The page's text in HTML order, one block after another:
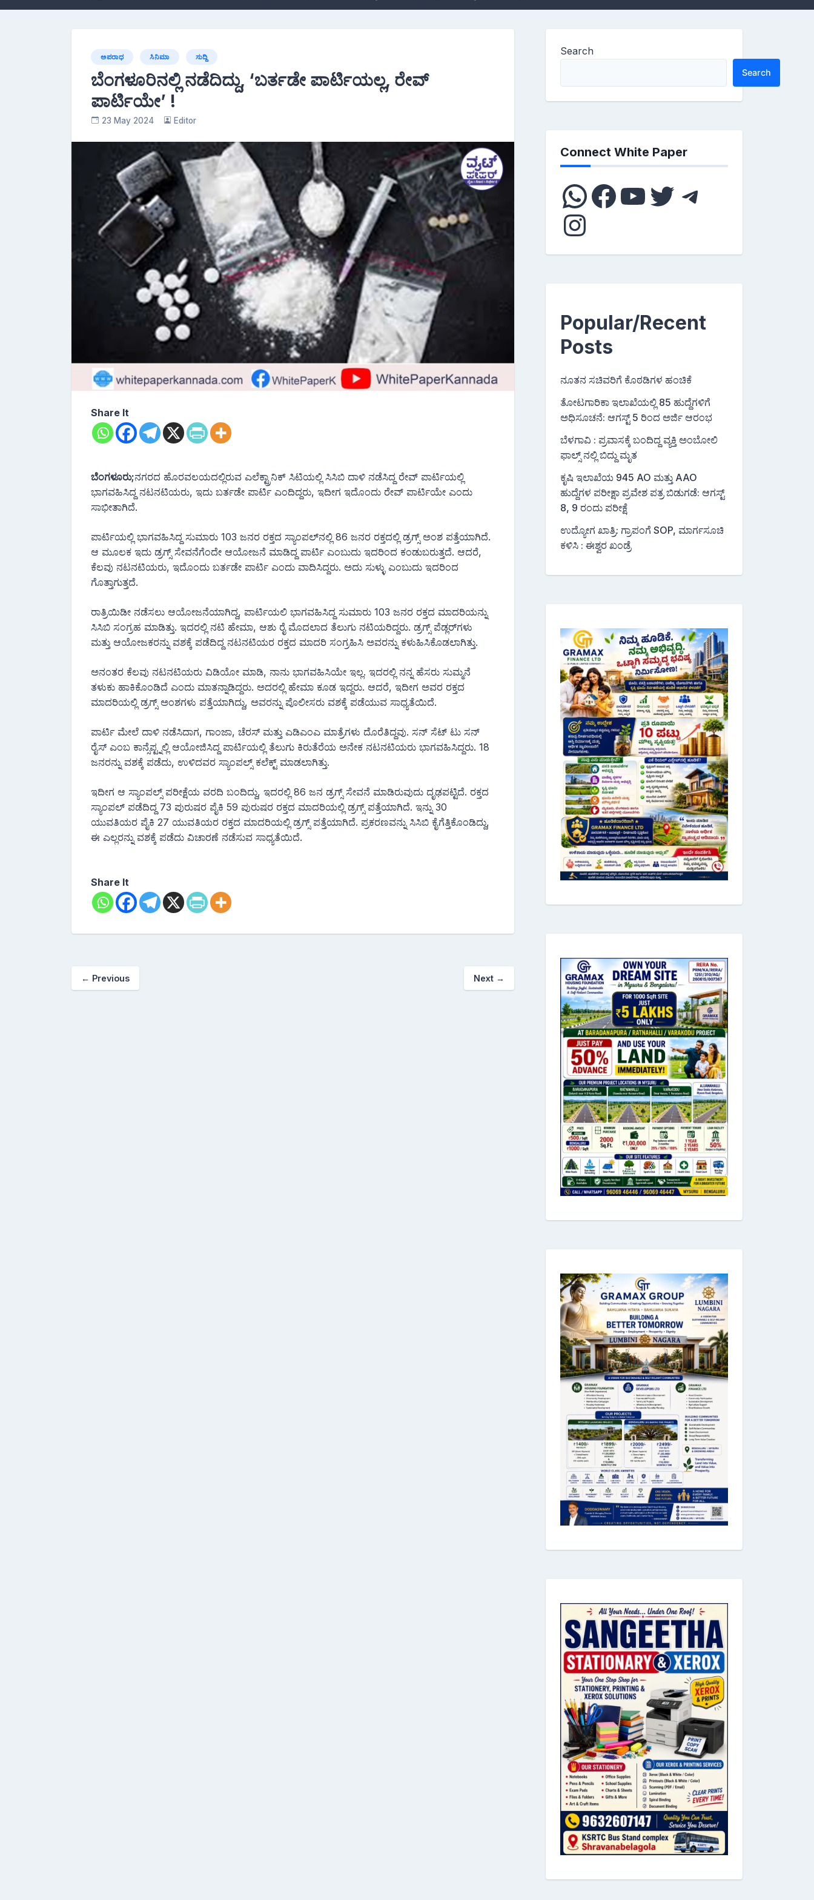
ಅಪರಾಧ ಸಿನಿಮಾ ಸುದ್ದಿ
ಬೆಂಗಳೂರಿನಲ್ಲಿ ನಡೆದಿದ್ದು, ‘ಬರ್ತಡೇ ಪಾರ್ಟಿಯಲ್ಲ, ರೇವ್
ಪಾರ್ಟಿಯೇ’ !
23 May 2024 Editor
Share It
ಬೆಂಗಳೂರು;ನಗರದ ಹೊರವಲಯದಲ್ಲಿರುವ ಎಲೆಕ್ಟ್ರಾನಿಕ್ ಸಿಟಿಯಲ್ಲಿ ಸಿಸಿಬಿ ದಾಳಿ ನಡೆಸಿದ್ದ ರೇವ್ ಪಾರ್ಟಿಯಲ್ಲಿ
ಭಾಗವಹಿಸಿದ್ದ ನಟನಟಿಯರು, ಇದು ಬರ್ತಡೇ ಪಾರ್ಟಿ ಎಂದಿದ್ದರು, ಇದೀಗ ಇದೊಂದು ರೇವ್ ಪಾರ್ಟಿಯೇ ಎಂದು
ಸಾಭೀತಾಗಿದೆ.
ಪಾರ್ಟಿಯಲ್ಲಿ ಭಾಗವಹಿಸಿದ್ದ ಸುಮಾರು 103 ಜನರ ರಕ್ತದ ಸ್ಯಾಂಪಲ್‌ನಲ್ಲಿ 86 ಜನರ ರಕ್ತದಲ್ಲಿ ಡ್ರಗ್ಸ್ ಅಂಶ ಪತ್ತೆಯಾಗಿದೆ.
ಆ ಮೂಲಕ ಇದು ಡ್ರಗ್ಸ್ ಸೇವನೆಗೆಂದೇ ಆಯೋಜನೆ ಮಾಡಿದ್ದ ಪಾರ್ಟಿ ಎಂಬುದು ಇದರಿಂದ ಕಂಡುಬರುತ್ತದೆ. ಆದರೆ,
ಕೆಲವು ನಟನಟಿಯರು, ಇದೊಂದು ಬರ್ತಡೇ ಪಾರ್ಟಿ ಎಂದು ವಾದಿಸಿದ್ದರು. ಅದು ಸುಳ್ಳು ಎಂಬುದು ಇದರಿಂದ
ಗೊತ್ತಾಗುತ್ತದೆ.
ರಾತ್ರಿಯಿಡೀ ನಡೆಸಲು ಆಯೋಜನೆಯಾಗಿದ್ದ, ಪಾರ್ಟಿಯಲಿ ಭಾಗವಹಿಸಿದ್ದ ಸುಮಾರು 103 ಜನರ ರಕ್ತದ ಮಾದರಿಯನ್ನು
ಸಿಸಿಬಿ ಸಂಗ್ರಹ ಮಾಡಿತ್ತು. ಇದರಲ್ಲಿ ನಟಿ ಹೇಮಾ, ಆಶು ರೈ ಮೊದಲಾದ ತೆಲುಗು ನಟಿಯರಿದ್ದರು. ಡ್ರಗ್ಸ್ ಪೆಡ್ಲರ್‌ಗಳು
ಮತ್ತು ಆಯೋಜಕರನ್ನು ವಶಕ್ಕೆ ಪಡೆದಿದ್ದ ನಟನಟಿಯರ ರಕ್ತದ ಮಾದರಿ ಸಂಗ್ರಹಿಸಿ ಅವರನ್ನು ಕಳುಹಿಸಿಕೊಡಲಾಗಿತ್ತು.
ಅನಂತರ ಕೆಲವು ನಟನಟಿಯರು ವಿಡಿಯೋ ಮಾಡಿ, ನಾನು ಭಾಗವಹಿಸಿಯೇ ಇಲ್ಲ. ಇದರಲ್ಲಿ ನನ್ನ ಹೆಸರು ಸುಮ್ಮನೆ
ತಳುಕು ಹಾಕಿಕೊಂಡಿದೆ ಎಂದು ಮಾತನ್ನಾಡಿದ್ದರು. ಅದರಲ್ಲಿ ಹೇಮಾ ಕೂಡ ಇದ್ದರು. ಆದರೆ, ಇದೀಗ ಅವರ ರಕ್ತದ
ಮಾದರಿಯಲ್ಲಿ ಡ್ರಗ್ಸ್ ಅಂಶಗಳು ಪತ್ತೆಯಾಗಿದ್ದು, ಅವರನ್ನು ಪೊಲೀಸರು ವಶಕ್ಕೆ ಪಡೆಯುವ ಸಾಧ್ಯತೆಯಿದೆ.
ಪಾರ್ಟಿ ಮೇಲೆ ದಾಳಿ ನಡೆಸಿದಾಗ, ಗಾಂಜಾ, ಚೆರಸ್ ಮತ್ತು ಎಡಿಎಂಎ ಮಾತ್ರೆಗಳು ದೊರೆತಿದ್ದವು. ಸನ್ ಸೆಟ್ ಟು ಸನ್
ರೈಸ್ ಎಂಬ ಕಾನ್ಸೆಪ್ಟ್ನಲ್ಲಿ ಆಯೋಜಿಸಿದ್ದ ಪಾರ್ಟಿಯಲ್ಲಿ ತೆಲುಗು ಕಿರುತೆರೆಯ ಅನೇಕ ನಟನಟಿಯರು ಭಾಗವಹಿಸಿದ್ದರು. 18
ಜನರನ್ನು ವಶಕ್ಕೆ ಪಡೆದು, ಉಳಿದವರ ಸ್ಯಾಂಪಲ್ಸ್ ಕಲೆಕ್ಟ್ ಮಾಡಲಾಗಿತ್ತು.
ಇದೀಗ ಆ ಸ್ಯಾಂಪಲ್ಸ್ ಪರೀಕ್ಷೆಯ ವರದಿ ಬಂದಿದ್ದು, ಇದರಲ್ಲಿ 86 ಜನ ಡ್ರಗ್ಸ್ ಸೇವನೆ ಮಾಡಿರುವುದು ದೃಢಪಟ್ಟಿದೆ. ರಕ್ತದ
ಸ್ಯಾಂಪಲ್ ಪಡೆದಿದ್ದ 73 ಪುರುಷರ ಪೈಕಿ 59 ಪುರುಷರ ರಕ್ತದ ಮಾದರಿಯಲ್ಲಿ ಡ್ರಗ್ಸ್ ಪತ್ತೆಯಾಗಿದೆ. ಇನ್ನು 30
ಯುವತಿಯರ ಪೈಕಿ 27 ಯುವತಿಯರ ರಕ್ತದ ಮಾದರಿಯಲ್ಲಿ ಡ್ರಗ್ಸ್ ಪತ್ತೆಯಾಗಿದೆ. ಪ್ರಕರಣವನ್ನು ಸಿಸಿಬಿ ಕೈಗೆತ್ತಿಕೊಂಡಿದ್ದು,
ಈ ಎಲ್ಲರನ್ನು ವಶಕ್ಕೆ ಪಡೆದು ವಿಚಾರಣೆ ನಡೆಸುವ ಸಾಧ್ಯತೆಯಿದೆ.
Share It
← Previous Next →
Search
Search
Connect White Paper
WhatsApp Facebook YouTube Twitter
Telegram
Instagram
Popular/Recent
Posts
ನೂತನ ಸಚಿವರಿಗೆ ಕೊಠಡಿಗಳ ಹಂಚಿಕೆ
ತೋಟಗಾರಿಕಾ ಇಲಾಖೆಯಲ್ಲಿ 85 ಹುದ್ದೆಗಳಿಗೆ
ಅಧಿಸೂಚನೆ: ಆಗಸ್ಟ್ 5 ರಿಂದ ಅರ್ಜಿ ಆರಂಭ
ಬೆಳಗಾವಿ : ಪ್ರವಾಸಕ್ಕೆ ಬಂದಿದ್ದ ವ್ಯಕ್ತಿ ಅಂಬೋಲಿ
ಫಾಲ್ಸ್ ನಲ್ಲಿ ಬಿದ್ದು ಮೃತ
ಕೃಷಿ ಇಲಾಖೆಯ 945 AO ಮತ್ತು AAO
ಹುದ್ದೆಗಳ ಪರೀಕ್ಷಾ ಪ್ರವೇಶ ಪತ್ರ ಬಿಡುಗಡೆ: ಆಗಸ್ಟ್
8, 9 ರಂದು ಪರೀಕ್ಷೆ
ಉದ್ಯೋಗ ಖಾತ್ರಿ: ಗ್ರಾಪಂಗೆ SOP, ಮಾರ್ಗಸೂಚಿ
ಕಳಿಸಿ : ಈಶ್ವರ ಖಂಡ್ರೆ